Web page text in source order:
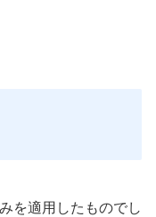
を適用したものでし